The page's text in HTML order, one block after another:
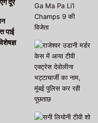
दूर
पाई